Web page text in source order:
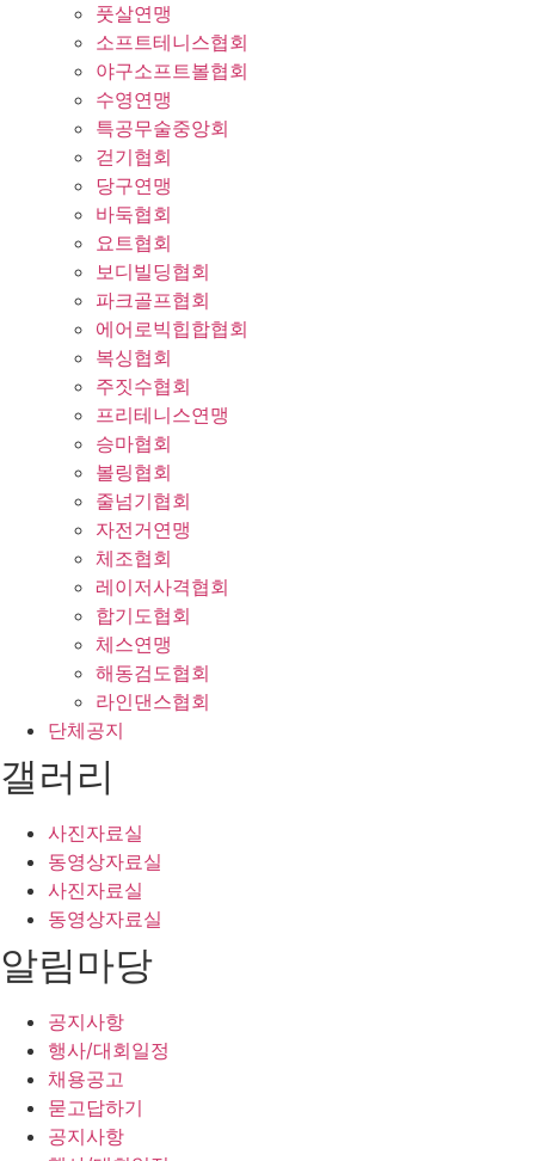
풋살연맹
소프트테니스협회
야구소프트볼협회
수영연맹
특공무술중앙회
걷기협회
당구연맹
바둑협회
요트협회
보디빌딩협회
파크골프협회
에어로빅힙합협회
복싱협회
주짓수협회
프리테니스연맹
승마협회
볼링협회
줄넘기협회
자전거연맹
체조협회
레이저사격협회
합기도협회
체스연맹
해동검도협회
라인댄스협회
단체공지
갤러리
사진자료실
동영상자료실
사진자료실
동영상자료실
알림마당
공지사항
행사/대회일정
채용공고
묻고답하기
공지사항